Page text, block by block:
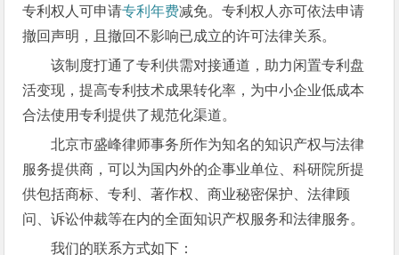
专利权人可申请专利年费减免。专利权人亦可依法申请
撤回声明，且撤回不影响已成立的许可法律关系。
该制度打通了专利供需对接通道，助力闲置专利盘
活变现，提高专利技术成果转化率，为中小企业低成本
合法使用专利提供了规范化渠道。
北京市盛峰律师事务所作为知名的知识产权与法律
服务提供商，可以为国内外的企事业单位、科研院所提
供包括商标、专利、著作权、商业秘密保护、法律顾
问、诉讼仲裁等在内的全面知识产权服务和法律服务。
我们的联系方式如下：